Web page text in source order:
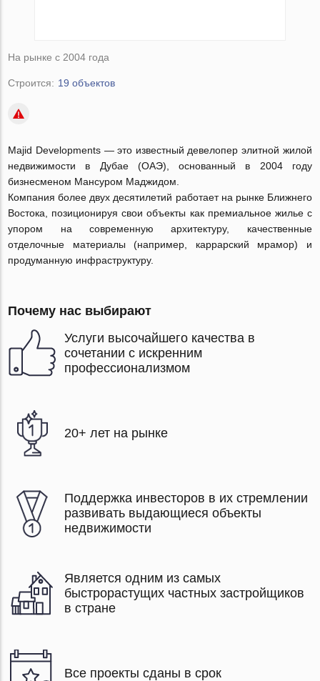
На рынке с 2004 года
Строится: 19 объектов
Majid Developments — это известный девелопер элитной жилой
недвижимости в Дубае (ОАЭ), основанный в 2004 году
бизнесменом Мансуром Маджидом.
Компания более двух десятилетий работает на рынке Ближнего
Востока, позиционируя свои объекты как премиальное жилье с
упором на современную архитектуру, качественные
отделочные материалы (например, каррарский мрамор) и
продуманную инфраструктуру.
Почему нас выбирают
Услуги высочайшего качества в
сочетании с искренним
профессионализмом
20+ лет на рынке
Поддержка инвесторов в их стремлении
развивать выдающиеся объекты
недвижимости
Является одним из самых
быстрорастущих частных застройщиков
в стране
Все проекты сданы в срок